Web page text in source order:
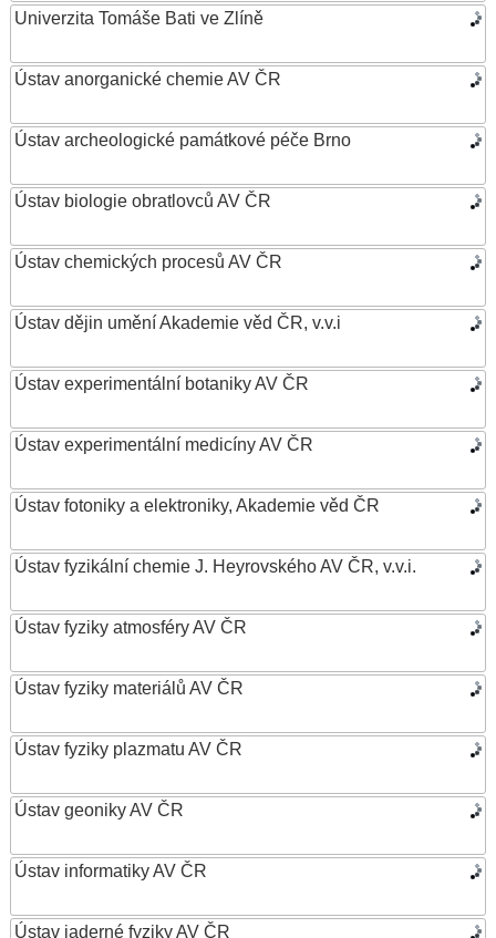
Univerzita Tomáše Bati ve Zlíně
Ústav anorganické chemie AV ČR
Ústav archeologické památkové péče Brno
Ústav biologie obratlovců AV ČR
Ústav chemických procesů AV ČR
Ústav dějin umění Akademie věd ČR, v.v.i
Ústav experimentální botaniky AV ČR
Ústav experimentální medicíny AV ČR
Ústav fotoniky a elektroniky, Akademie věd ČR
Ústav fyzikální chemie J. Heyrovského AV ČR, v.v.i.
Ústav fyziky atmosféry AV ČR
Ústav fyziky materiálů AV ČR
Ústav fyziky plazmatu AV ČR
Ústav geoniky AV ČR
Ústav informatiky AV ČR
Ústav jaderné fyziky AV ČR